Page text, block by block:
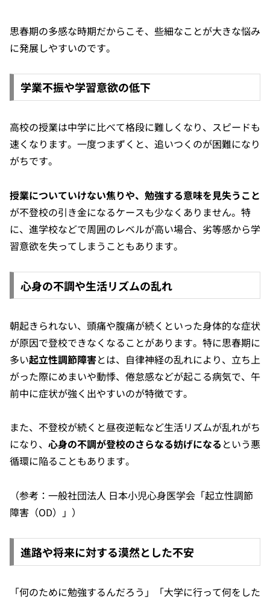
思春期の多感な時期だからこそ、些細なことが大きな悩み
に発展しやすいのです。
学業不振や学習意欲の低下
高校の授業は中学に比べて格段に難しくなり、スピードも
速くなります。一度つまずくと、追いつくのが困難になり
がちです。
授業についていけない焦りや、勉強する意味を見失うこと
が不登校の引き金になるケースも少なくありません。特
に、進学校などで周囲のレベルが高い場合、劣等感から学
習意欲を失ってしまうこともあります。
心身の不調や生活リズムの乱れ
朝起きられない、頭痛や腹痛が続くといった身体的な症状
が原因で登校できなくなることがあります。特に思春期に
多い起立性調節障害とは、自律神経の乱れにより、立ち上
がった際にめまいや動悸、倦怠感などが起こる病気で、午
前中に症状が強く出やすいのが特徴です。
また、不登校が続くと昼夜逆転など生活リズムが乱れがち
になり、 心身の不調が登校のさらなる妨げになる という悪
循環に陥ることもあります。
（参考： 一般社団法人 日本小児心身医学会「起立性調節
障害（OD）」 ）
進路や将来に対する漠然とした不安
「何のために勉強するんだろう」「大学に行って何をした